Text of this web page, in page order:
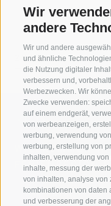
Wir
andere
Wir und andere
und ähnliche
die Nutzung digitaler
verbessern und,
Werbezwecken. Wir
Zwecke verwenden:
auf einem endgerät,
von werbeanzeigen,
werbung, verwendung
werbung, erstellung von
inhalten, verwendung
inhalte, messung der
von inhalten, analyse
kombinationen von daten
und verbesserung der
15:00 - 18:00
ZURÜCK
WILLKOMMEN
FERIENREGION
JAUFENTAL